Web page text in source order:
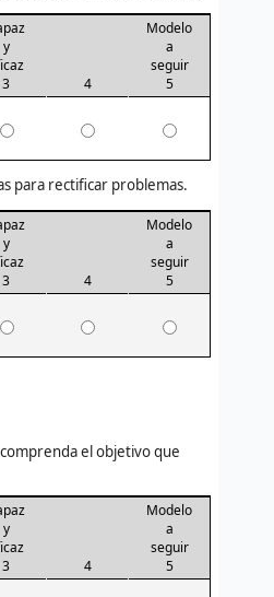
y
3
4
Modelo
a
seguir
5
para rectificar problemas.
y
3
4
Modelo
a
seguir
5
el objetivo que
y
3
4
Modelo
a
seguir
5